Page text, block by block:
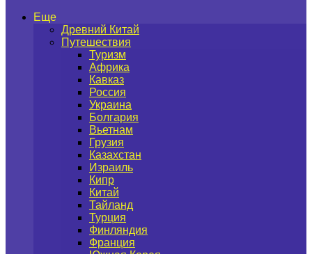
Еще
Древний Китай
Путешествия
Туризм
Африка
Кавказ
Россия
Украина
Болгария
Вьетнам
Грузия
Казахстан
Израиль
Кипр
Китай
Тайланд
Турция
Финляндия
Франция